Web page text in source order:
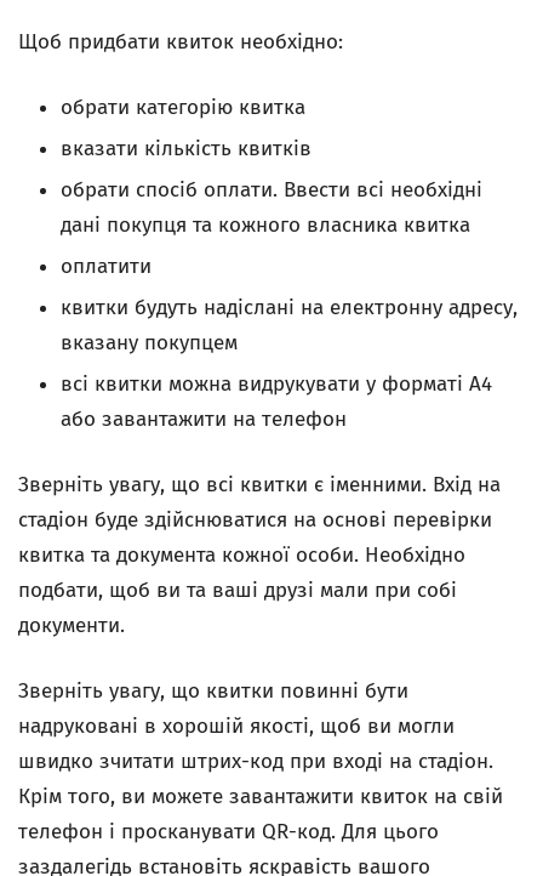
Щоб придбати квиток необхідно:
обрати категорію квитка
вказати кількість квитків
обрати спосіб оплати. Ввести всі необхідні
дані покупця та кожного власника квитка
оплатити
квитки будуть надіслані на електронну адресу,
вказану покупцем
всі квитки можна видрукувати у форматі А4
або завантажити на телефон
Зверніть увагу, що всі квитки є іменними. Вхід на
стадіон буде здійснюватися на основі перевірки
квитка та документа кожної особи. Необхідно
подбати, щоб ви та ваші друзі мали при собі
документи.
Зверніть увагу, що квитки повинні бути
надруковані в хорошій якості, щоб ви могли
швидко зчитати штрих-код при вході на стадіон.
Крім того, ви можете завантажити квиток на свій
телефон і просканувати QR-код. Для цього
заздалегідь встановіть яскравість вашого